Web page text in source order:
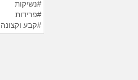
#נשיקות
#פרידות
#קבע וקצונה